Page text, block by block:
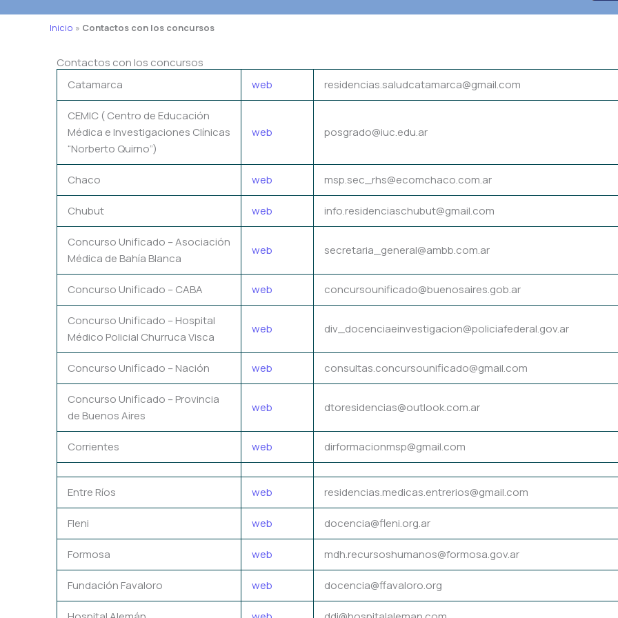
Inicio » Contactos con los concursos
Contactos con los concursos
Catamarca
web residencias.saludcatamarca@gmail.com
CEMIC ( Centro de Educación
Médica e Investigaciones Clínicas
“Norberto Quirno”)
web posgrado@iuc.edu.ar
Chaco web msp.sec_rhs@ecomchaco.com.ar
Chubut web info.residenciaschubut@gmail.com
Concurso Unificado – Asociación
Médica de Bahía Blanca
web secretaria_general@ambb.com.ar
Concurso Unificado – CABA web concursounificado@buenosaires.gob.ar
Concurso Unificado – Hospital
Médico Policial Churruca Visca
web div_docenciaeinvestigacion@policiafederal.gov.ar
Concurso Unificado – Nación web consultas.concursounificado@gmail.com
Concurso Unificado – Provincia
de Buenos Aires
web dtoresidencias@outlook.com.ar
Corrientes web dirformacionmsp@gmail.com
Entre Ríos web residencias.medicas.entrerios@gmail.com
Fleni web docencia@fleni.org.ar
Formosa web mdh.recursoshumanos@formosa.gov.ar
Fundación Favaloro web docencia@ffavaloro.org